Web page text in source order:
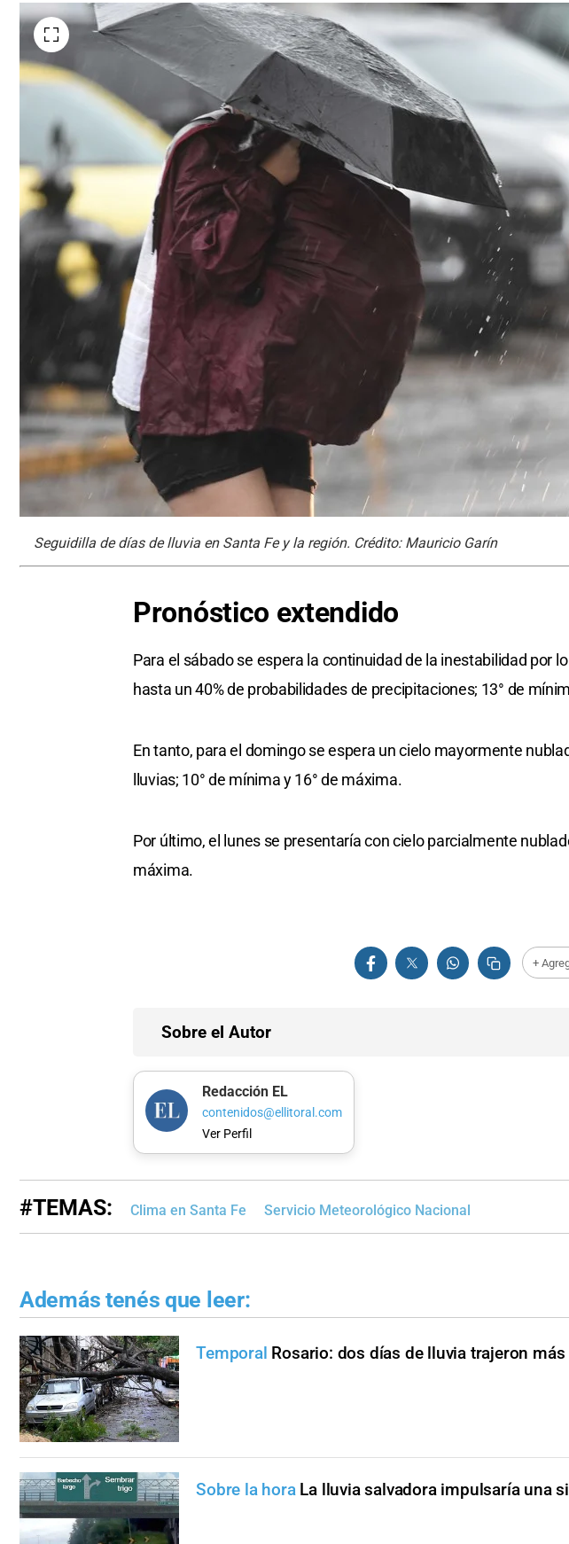
Seguidilla de días de lluvia en Santa Fe y la región. Crédito: Mauricio Garín
Pronóstico extendido
Para el sábado se espera la continuidad de la inestabilidad por
hasta un 40% de probabilidades de precipitaciones; 13° de
En tanto, para el domingo se espera un cielo mayormente
lluvias; 10° de mínima y 16° de máxima.
Por último, el lunes se presentaría con cielo parcialmente
máxima.
+
Sobre el Autor
Redacción EL
contenidos@ellitoral.com
Ver Perfil
#TEMAS: Clima en Santa Fe Servicio Meteorológico Nacional
Además tenés que leer:
Temporal Rosario: dos días de lluvia trajeron
Sobre la hora La lluvia salvadora impulsaría una